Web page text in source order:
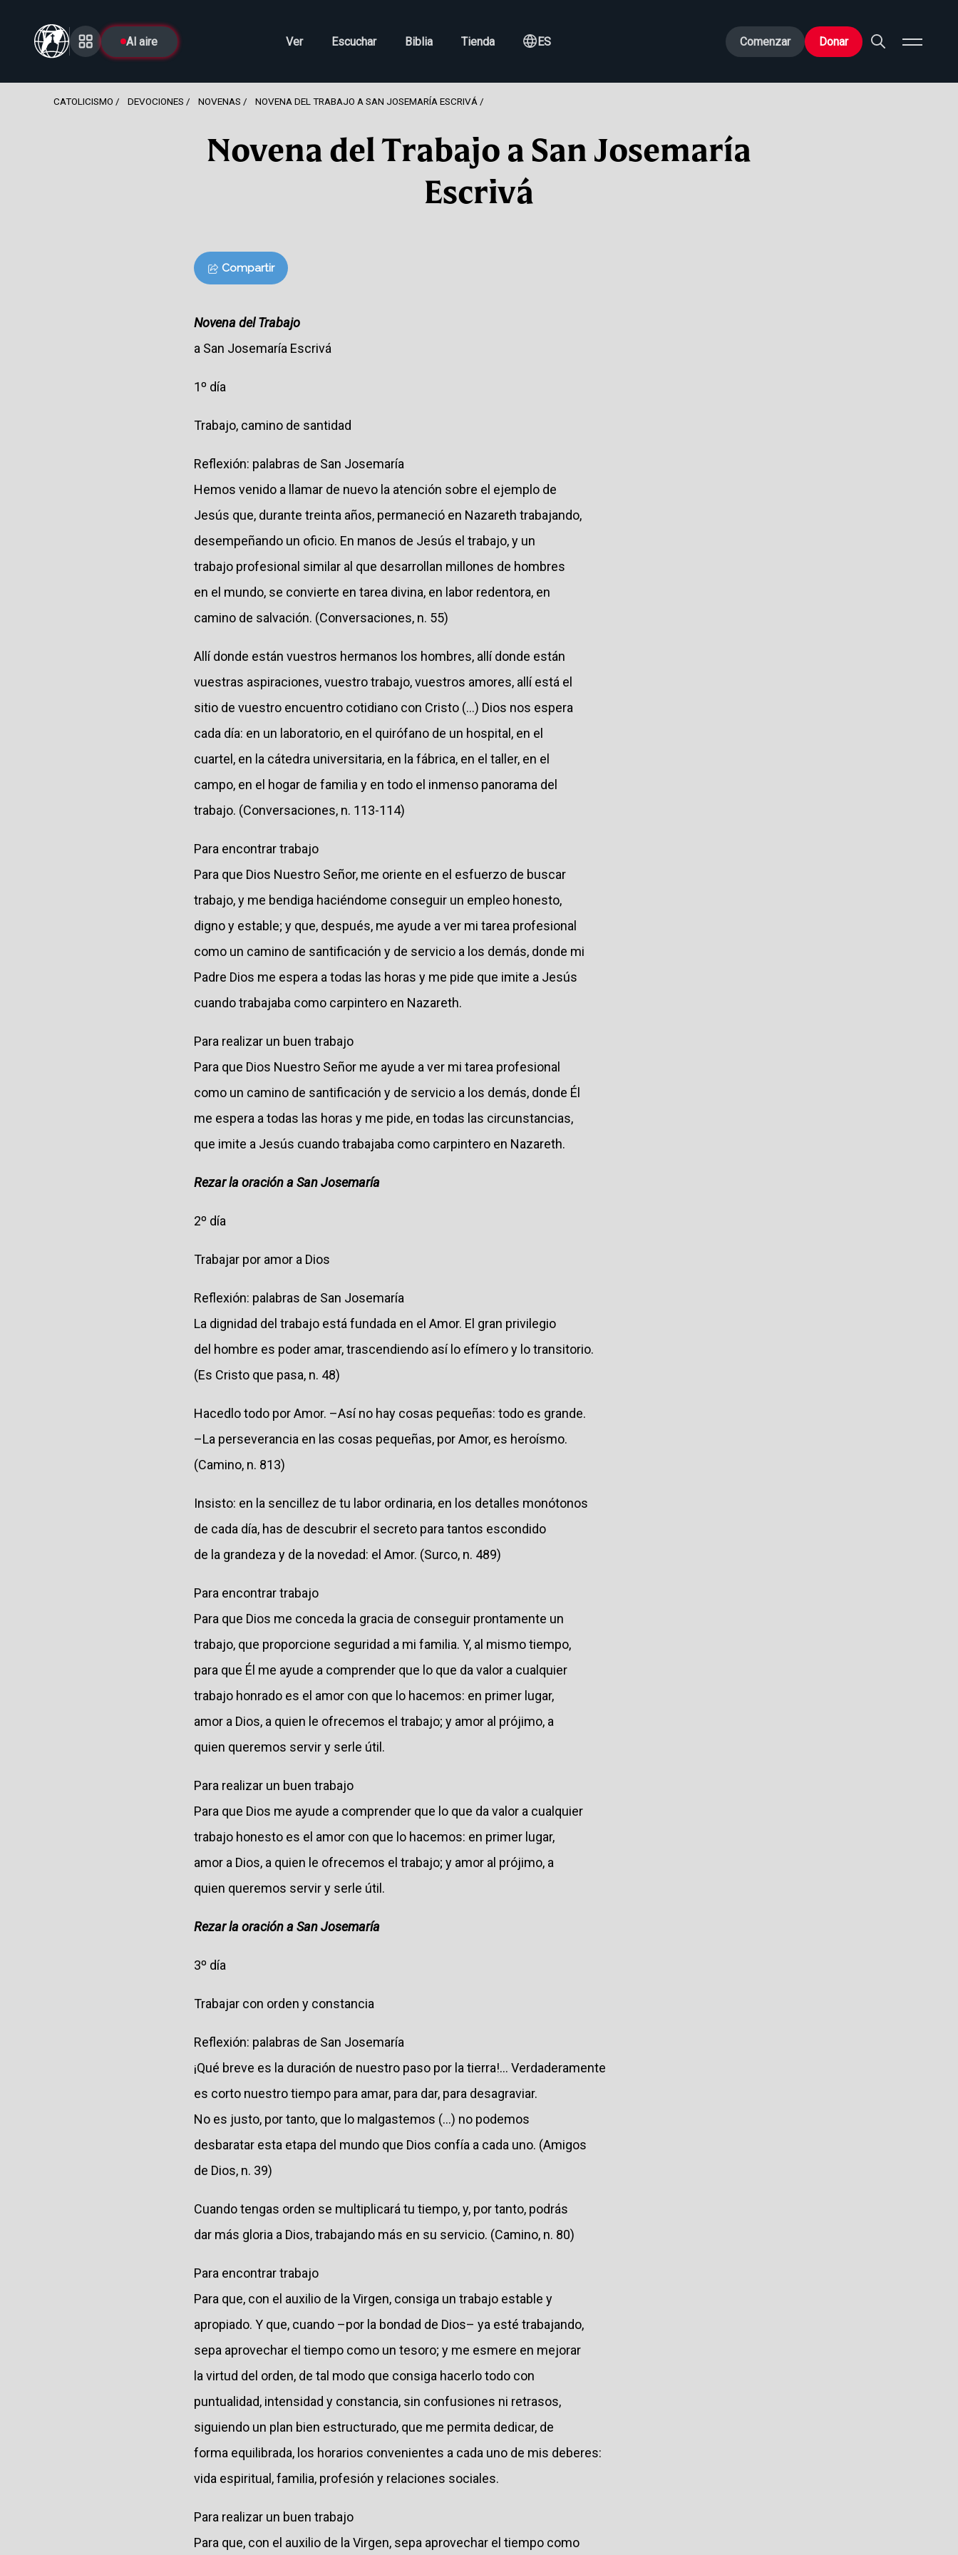
Al aire Ver Escuchar Biblia Tienda ES Comenzar Donar
CATOLICISMO DEVOCIONES NOVENAS NOVENA DEL TRABAJO A SAN JOSEMARÍA ESCRIVÁ
Novena del Trabajo a San Josemaría
Escrivá
Compartir
Novena del Trabajo
a San Josemaría Escrivá
1º día
Trabajo, camino de santidad
Reflexión: palabras de San Josemaría
Hemos venido a llamar de nuevo la atención sobre el ejemplo de
Jesús que, durante treinta años, permaneció en Nazareth trabajando,
desempeñando un oficio. En manos de Jesús el trabajo, y un
trabajo profesional similar al que desarrollan millones de hombres
en el mundo, se convierte en tarea divina, en labor redentora, en
camino de salvación. (Conversaciones, n. 55)
Allí donde están vuestros hermanos los hombres, allí donde están
vuestras aspiraciones, vuestro trabajo, vuestros amores, allí está el
sitio de vuestro encuentro cotidiano con Cristo (...) Dios nos espera
cada día: en un laboratorio, en el quirófano de un hospital, en el
cuartel, en la cátedra universitaria, en la fábrica, en el taller, en el
campo, en el hogar de familia y en todo el inmenso panorama del
trabajo. (Conversaciones, n. 113-114)
Para encontrar trabajo
Para que Dios Nuestro Señor, me oriente en el esfuerzo de buscar
trabajo, y me bendiga haciéndome conseguir un empleo honesto,
digno y estable; y que, después, me ayude a ver mi tarea profesional
como un camino de santificación y de servicio a los demás, donde mi
Padre Dios me espera a todas las horas y me pide que imite a Jesús
cuando trabajaba como carpintero en Nazareth.
Para realizar un buen trabajo
Para que Dios Nuestro Señor me ayude a ver mi tarea profesional
como un camino de santificación y de servicio a los demás, donde Él
me espera a todas las horas y me pide, en todas las circunstancias,
que imite a Jesús cuando trabajaba como carpintero en Nazareth.
Rezar la oración a San Josemaría
2º día
Trabajar por amor a Dios
Reflexión: palabras de San Josemaría
La dignidad del trabajo está fundada en el Amor. El gran privilegio
del hombre es poder amar, trascendiendo así lo efímero y lo transitorio.
(Es Cristo que pasa, n. 48)
Hacedlo todo por Amor. –Así no hay cosas pequeñas: todo es grande.
–La perseverancia en las cosas pequeñas, por Amor, es heroísmo.
(Camino, n. 813)
Insisto: en la sencillez de tu labor ordinaria, en los detalles monótonos
de cada día, has de descubrir el secreto para tantos escondido
de la grandeza y de la novedad: el Amor. (Surco, n. 489)
Para encontrar trabajo
Para que Dios me conceda la gracia de conseguir prontamente un
trabajo, que proporcione seguridad a mi familia. Y, al mismo tiempo,
para que Él me ayude a comprender que lo que da valor a cualquier
trabajo honrado es el amor con que lo hacemos: en primer lugar,
amor a Dios, a quien le ofrecemos el trabajo; y amor al prójimo, a
quien queremos servir y serle útil.
Para realizar un buen trabajo
Para que Dios me ayude a comprender que lo que da valor a cualquier
trabajo honesto es el amor con que lo hacemos: en primer lugar,
amor a Dios, a quien le ofrecemos el trabajo; y amor al prójimo, a
quien queremos servir y serle útil.
Rezar la oración a San Josemaría
3º día
Trabajar con orden y constancia
Reflexión: palabras de San Josemaría
¡Qué breve es la duración de nuestro paso por la tierra!... Verdaderamente
es corto nuestro tiempo para amar, para dar, para desagraviar.
No es justo, por tanto, que lo malgastemos (...) no podemos
desbaratar esta etapa del mundo que Dios confía a cada uno. (Amigos
de Dios, n. 39)
Cuando tengas orden se multiplicará tu tiempo, y, por tanto, podrás
dar más gloria a Dios, trabajando más en su servicio. (Camino, n. 80)
Para encontrar trabajo
Para que, con el auxilio de la Virgen, consiga un trabajo estable y
apropiado. Y que, cuando –por la bondad de Dios– ya esté trabajando,
sepa aprovechar el tiempo como un tesoro; y me esmere en mejorar
la virtud del orden, de tal modo que consiga hacerlo todo con
puntualidad, intensidad y constancia, sin confusiones ni retrasos,
siguiendo un plan bien estructurado, que me permita dedicar, de
forma equilibrada, los horarios convenientes a cada uno de mis deberes:
vida espiritual, familia, profesión y relaciones sociales.
Para realizar un buen trabajo
Para que, con el auxilio de la Virgen, sepa aprovechar el tiempo como